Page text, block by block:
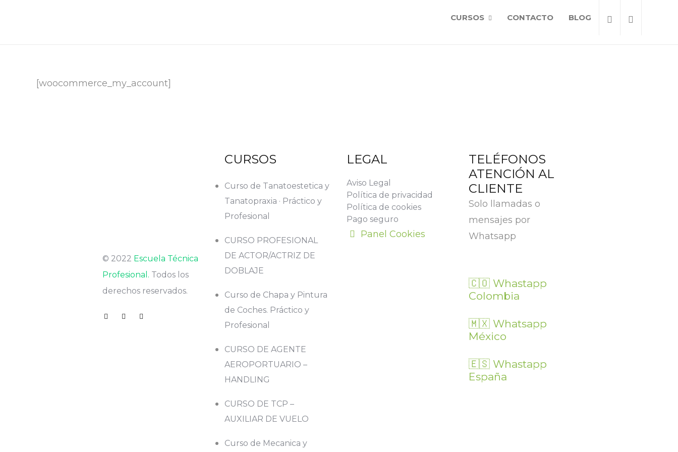
CURSOS CONTACTO BLOG
[woocommerce_my_account]
© 2022 Escuela Técnica
Profesional. Todos los
derechos reservados.
CURSOS
Curso de Tanatoestetica y
Tanatopraxia · Práctico y
Profesional
CURSO PROFESIONAL
DE ACTOR/ACTRIZ DE
DOBLAJE
Curso de Chapa y Pintura
de Coches. Práctico y
Profesional
CURSO DE AGENTE
AEROPORTUARIO –
HANDLING
CURSO DE TCP –
AUXILIAR DE VUELO
Curso de Mecanica y
LEGAL
Aviso Legal
Política de privacidad
Política de cookies
Pago seguro
Panel Cookies
TELÉFONOS
ATENCIÓN AL
CLIENTE
Solo llamadas o
mensajes por
Whatsapp
🇨🇴 Whastapp
Colombia
🇲🇽 Whatsapp
México
🇪🇸 Whastapp
España